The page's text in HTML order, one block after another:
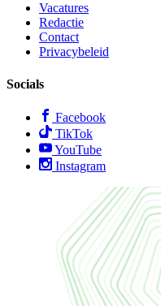
Vacatures
Redactie
Contact
Privacybeleid
Socials
Facebook
TikTok
YouTube
Instagram